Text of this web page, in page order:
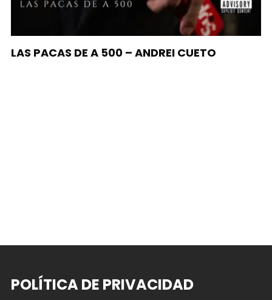
LAS PACAS DE A 500 – ANDREI CUETO
POLÍTICA DE PRIVACIDAD